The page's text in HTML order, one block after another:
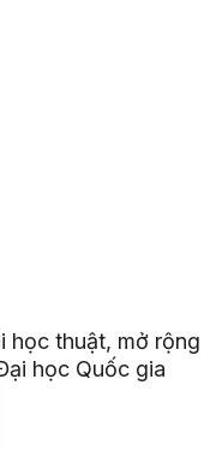
học thuật, mở rộng
học Quốc gia